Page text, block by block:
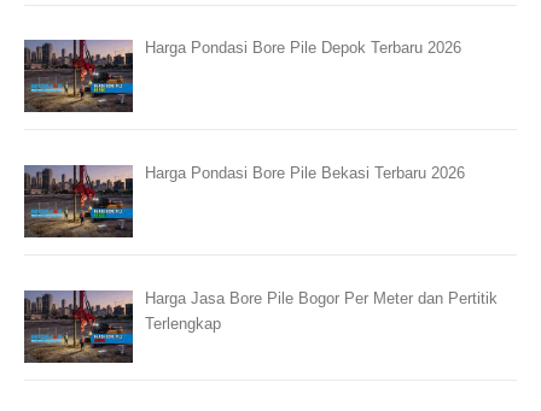
Harga Pondasi Bore Pile Depok Terbaru 2026
Harga Pondasi Bore Pile Bekasi Terbaru 2026
Harga Jasa Bore Pile Bogor Per Meter dan Pertitik
Terlengkap